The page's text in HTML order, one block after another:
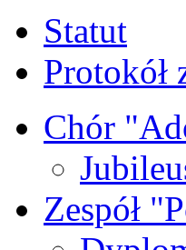
Statut
Protokół
Chór
Zespół